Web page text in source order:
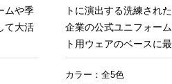
ムや季
て大活
トに演出する洗練され
企業の公式ユニフォー
ト用ウェアのベースに最
カラー：全5色